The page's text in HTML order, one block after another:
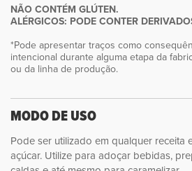
NÃO CONTÉM GLÚTEN.
ALÉRGICOS: PODE CONTER
*Pode apresentar traços como
intencional durante alguma etapa da
ou da linha de produção.
MODO DE USO
Pode ser utilizado em qualquer receita
açúcar. Utilize para adoçar bebidas,